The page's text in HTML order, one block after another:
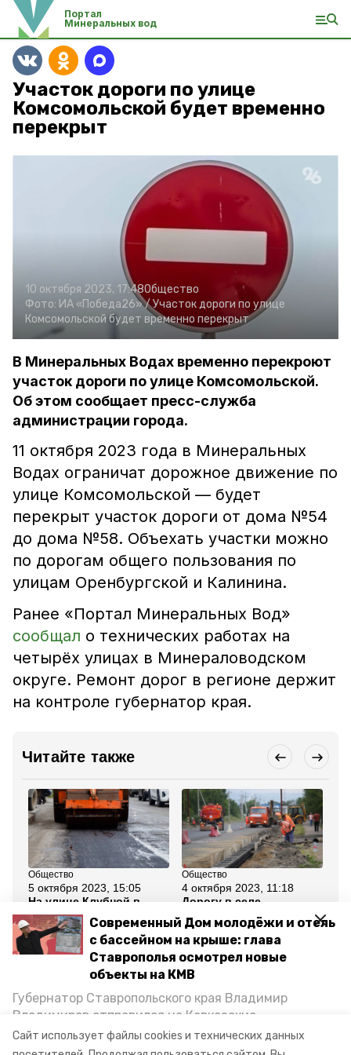
Сайт использует файлы cookies и технических данных
Современный Дом молодёжи и отель
с бассейном на крыше: глава
Ставрополья осмотрел новые
объекты на КМВ
Губернатор Ставропольского края Владимир
Владимиров отправился на Кавказские
Минеральные Воды, чтобы проинспектировать
строительство объектов в Кисловодске и
Портал
Минеральных вод
Участок дороги по улице
Комсомольской будет временно
перекрыт
10 октября 2023, 17:48Общество
Фото: ИА «Победа26» /Участок дороги по улице
Комсомольской будет временно перекрыт
В Минеральных Водах временно перекроют
участок дороги по улице Комсомольской.
Об этом сообщает пресс-служба
администрации города.
11 октября 2023 года в Минеральных
Водах ограничат дорожное движение по
улице Комсомольской — будет
перекрыт участок дороги от дома №54
до дома №58. Объехать участки можно
по дорогам общего пользования по
улицам Оренбургской и Калинина.
Ранее «Портал Минеральных Вод»
сообщал о технических работах на
четырёх улицах в Минераловодском
округе. Ремонт дорог в регионе держит
на контроле губернатор края.
Читайте также
Общество
5 октября 2023, 15:05
На улице Клубной в
посёлке Ленинском
укладывают свежий
асфальт
Общество
4 октября 2023, 11:18
Дорогу в селе
Минераловодском
округе рассчитывают
восстановить с
господдержкой в 2024
году
Все новости